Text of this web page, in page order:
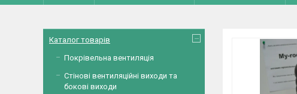
Каталог товарів
Покрівельна вентиляція
Стінові вентиляційні виходи та
бокові виходи